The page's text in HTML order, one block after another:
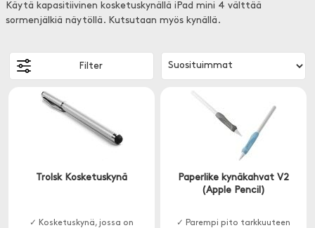
Käytä kapasitiivinen kosketuskynällä iPad mini 4 välttää
sormenjälkiä näytöllä. Kutsutaan myös kynällä.
Filter
Trolsk Kosketuskynä
✓ Kosketuskynä, jossa on
Paperlike kynäkahvat V2
(Apple Pencil)
✓ Parempi pito tarkkuuteen